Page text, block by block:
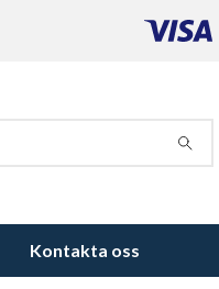
Kontakta oss